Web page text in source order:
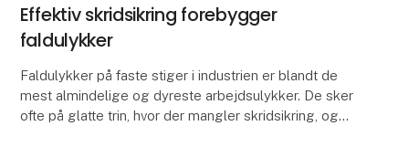
Effektiv skridsikring forebygger
faldulykker
Faldulykker på faste stiger i industrien er blandt de
mest almindelige og dyreste arbejdsulykker. De sker
ofte på glatte trin, hvor der mangler skridsikring, og